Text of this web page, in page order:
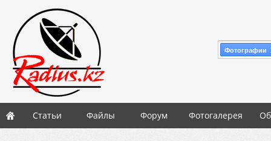
Фотографии
Статьи Файлы Форум Фотогалерея